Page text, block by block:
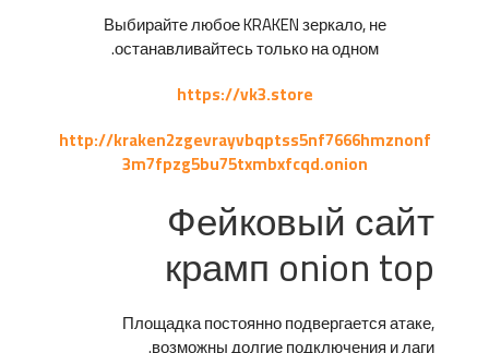
Выбирайте любое KRAKEN зеркало, не
останавливайтесь только на одном.
https://vk3.store
http://kraken2zgevrayvbqptss5nf7666hmznonf
3m7fpzg5bu75txmbxfcqd.onion
Фейковый сайт
крамп onion top
Площадка постоянно подвергается атаке,